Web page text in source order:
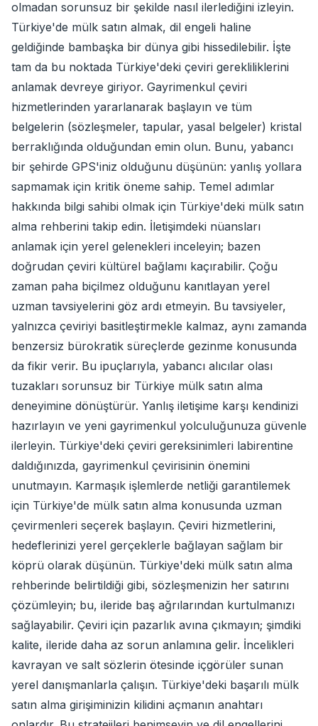
olmadan sorunsuz bir şekilde nasıl ilerlediğini izleyin.
Türkiye'de mülk satın almak, dil engeli haline
geldiğinde bambaşka bir dünya gibi hissedilebilir. İşte
tam da bu noktada Türkiye'deki çeviri gerekliliklerini
anlamak devreye giriyor. Gayrimenkul çeviri
hizmetlerinden yararlanarak başlayın ve tüm
belgelerin (sözleşmeler, tapular, yasal belgeler) kristal
berraklığında olduğundan emin olun. Bunu, yabancı
bir şehirde GPS'iniz olduğunu düşünün: yanlış yollara
sapmamak için kritik öneme sahip. Temel adımlar
hakkında bilgi sahibi olmak için Türkiye'deki mülk satın
alma rehberini takip edin. İletişimdeki nüansları
anlamak için yerel gelenekleri inceleyin; bazen
doğrudan çeviri kültürel bağlamı kaçırabilir. Çoğu
zaman paha biçilmez olduğunu kanıtlayan yerel
uzman tavsiyelerini göz ardı etmeyin. Bu tavsiyeler,
yalnızca çeviriyi basitleştirmekle kalmaz, aynı zamanda
benzersiz bürokratik süreçlerde gezinme konusunda
da fikir verir. Bu ipuçlarıyla, yabancı alıcılar olası
tuzakları sorunsuz bir Türkiye mülk satın alma
deneyimine dönüştürür. Yanlış iletişime karşı kendinizi
hazırlayın ve yeni gayrimenkul yolculuğunuza güvenle
ilerleyin. Türkiye'deki çeviri gereksinimleri labirentine
daldığınızda, gayrimenkul çevirisinin önemini
unutmayın. Karmaşık işlemlerde netliği garantilemek
için Türkiye'de mülk satın alma konusunda uzman
çevirmenleri seçerek başlayın. Çeviri hizmetlerini,
hedeflerinizi yerel gerçeklerle bağlayan sağlam bir
köprü olarak düşünün. Türkiye'deki mülk satın alma
rehberinde belirtildiği gibi, sözleşmenizin her satırını
çözümleyin; bu, ileride baş ağrılarından kurtulmanızı
sağlayabilir. Çeviri için pazarlık avına çıkmayın; şimdiki
kalite, ileride daha az sorun anlamına gelir. İncelikleri
kavrayan ve salt sözlerin ötesinde içgörüler sunan
yerel danışmanlarla çalışın. Türkiye'deki başarılı mülk
satın alma girişiminizin kilidini açmanın anahtarı